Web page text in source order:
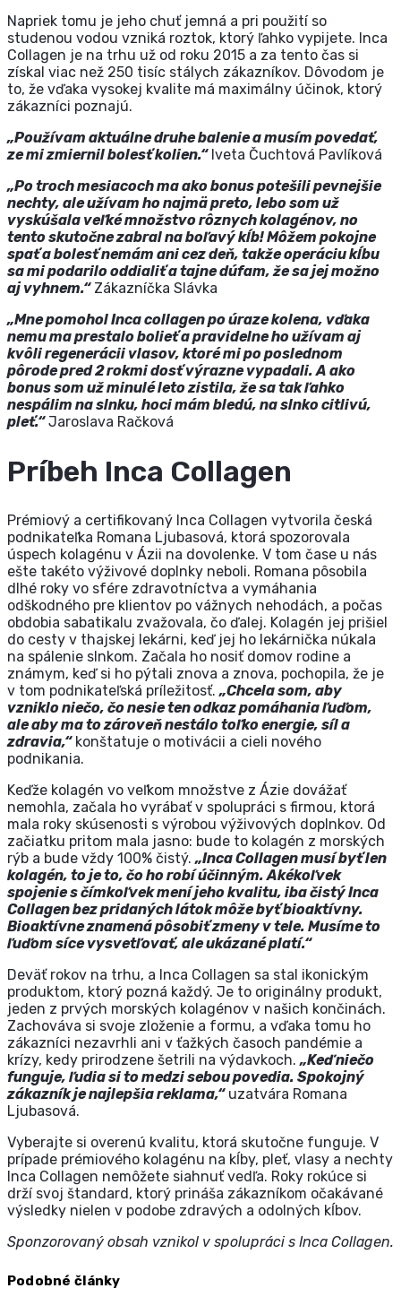
Napriek tomu je jeho chuť jemná a pri použití so
studenou vodou vzniká roztok, ktorý ľahko vypijete. Inca
Collagen je na trhu už od roku 2015 a za tento čas si
získal viac než 250 tisíc stálych zákazníkov. Dôvodom je
to, že vďaka vysokej kvalite má maximálny účinok, ktorý
zákazníci poznajú.
„Používam aktuálne druhe balenie a musím povedať,
ze mi zmiernil bolesť kolien.“Iveta Čuchtová Pavlíková
„Po troch mesiacoch ma ako bonus potešili pevnejšie
nechty, ale užívam ho najmä preto, lebo som už
vyskúšala veľké množstvo rôznych kolagénov, no
tento skutočne zabral na boľavý kĺb! Môžem pokojne
spať a bolesť nemám ani cez deň, takže operáciu kĺbu
sa mi podarilo oddialiť a tajne dúfam, že sa jej možno
aj vyhnem.“Zákazníčka Slávka
„Mne pomohol Inca collagen po úraze kolena, vďaka
nemu ma prestalo bolieť a pravidelne ho užívam aj
kvôli regenerácii vlasov, ktoré mi po poslednom
pôrode pred 2 rokmi dosť výrazne vypadali. A ako
bonus som už minulé leto zistila, že sa tak ľahko
nespálim na slnku, hoci mám bledú, na slnko citlivú,
pleť.“Jaroslava Račková
Príbeh Inca Collagen
Prémiový a certifikovaný Inca Collagen vytvorila česká
podnikateľka Romana Ljubasová, ktorá spozorovala
úspech kolagénu v Ázii na dovolenke. V tom čase u nás
ešte takéto výživové doplnky neboli. Romana pôsobila
dlhé roky vo sfére zdravotníctva a vymáhania
odškodného pre klientov po vážnych nehodách, a počas
obdobia sabatikalu zvažovala, čo ďalej. Kolagén jej prišiel
do cesty v thajskej lekárni, keď jej ho lekárnička núkala
na spálenie slnkom. Začala ho nosiť domov rodine a
známym, keď si ho pýtali znova a znova, pochopila, že je
v tom podnikateľská príležitosť.„Chcela som, aby
vzniklo niečo, čo nesie ten odkaz pomáhania ľuďom,
ale aby ma to zároveň nestálo toľko energie, síl a
zdravia,“konštatuje o motivácii a cieli nového
podnikania.
Keďže kolagén vo veľkom množstve z Ázie dovážať
nemohla, začala ho vyrábať v spolupráci s firmou, ktorá
mala roky skúsenosti s výrobou výživových doplnkov. Od
začiatku pritom mala jasno: bude to kolagén z morských
rýb a bude vždy 100% čistý.„Inca Collagen musí byť len
kolagén, to je to, čo ho robí účinným. Akékoľvek
spojenie s čímkoľvek mení jeho kvalitu, iba čistý Inca
Collagen bez pridaných látok môže byť bioaktívny.
Bioaktívne znamená pôsobiť zmeny v tele. Musíme to
ľuďom síce vysvetľovať, ale ukázané platí.“
Deväť rokov na trhu, a Inca Collagen sa stal ikonickým
produktom, ktorý pozná každý. Je to originálny produkt,
jeden z prvých morských kolagénov v našich končinách.
Zachováva si svoje zloženie a formu, a vďaka tomu ho
zákazníci nezavrhli ani v ťažkých časoch pandémie a
krízy, kedy prirodzene šetrili na výdavkoch.„Keď niečo
funguje, ľudia si to medzi sebou povedia. Spokojný
zákazník je najlepšia reklama,“uzatvára Romana
Ljubasová.
Vyberajte si overenú kvalitu, ktorá skutočne funguje. V
prípade prémiového kolagénu na kĺby, pleť, vlasy a nechty
Inca Collagen nemôžete siahnuť vedľa. Roky rokúce si
drží svoj štandard, ktorý prináša zákazníkom očakávané
výsledky nielen v podobe zdravých a odolných kĺbov.
Sponzorovaný obsah vznikol v spolupráci s Inca Collagen.
Podobné články